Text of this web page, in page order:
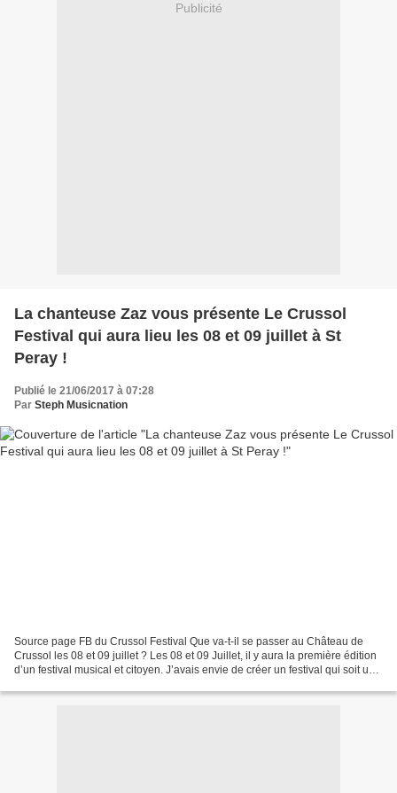
Publicité
La chanteuse Zaz vous présente Le Crussol
Festival qui aura lieu les 08 et 09 juillet à St
Peray !
Publié le 21/06/2017 à 07:28
Par Steph Musicnation
Source page FB du Crussol Festival Que va-t-il se passer au Château de
Crussol les 08 et 09 juillet ? Les 08 et 09 Juillet, il y aura la première édition
d’un festival musical et citoyen. J’avais envie de créer un festival qui soit un